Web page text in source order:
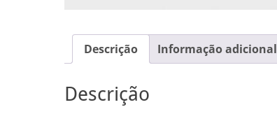
Descrição Informação adicional
Descrição